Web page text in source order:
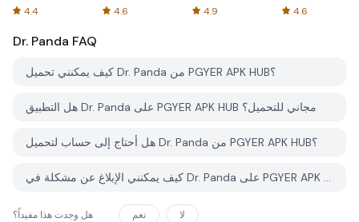
4.4
Spreadsheets
4.6 4.9
AFTVnews
4.6
Dr. Panda FAQ
كيف يمكنني تحميل Dr. Panda من PGYER APK HUB؟
هل التطبيق Dr. Panda على PGYER APK HUB مجاني للتحميل؟
هل أحتاج إلى حساب لتحميل Dr. Panda من PGYER APK HUB؟
كيف يمكنني الإبلاغ عن مشكلة في Dr. Panda على PGYER APK HUB؟
هل وجدت هذا مفيداً؟ نعم لا